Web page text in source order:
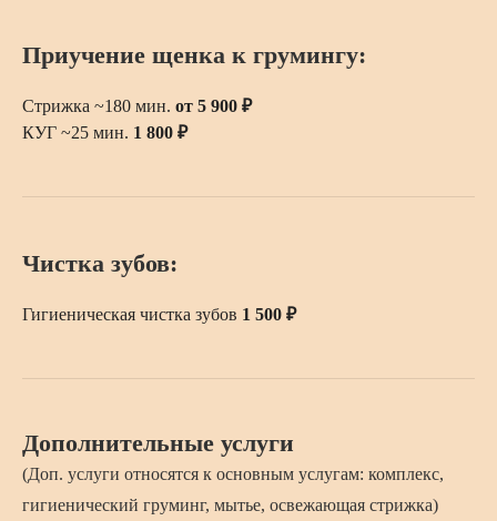
Приучение щенка к грумингу:
Стрижка ~180 мин. от 5 900 ₽
КУГ ~25 мин. 1 800 ₽
Чистка зубов:
Гигиеническая чистка зубов 1 500 ₽
Дополнительные услуги
(Доп. услуги относятся к основным услугам: комплекс,
гигиенический груминг, мытье, освежающая стрижка)
ПОИСК ПО
ПОРОДАМ